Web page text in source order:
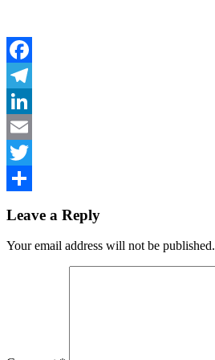
Facebook
Telegram
LinkedIn
Email
Twitter
Leave a Reply
Your email address will not be published.